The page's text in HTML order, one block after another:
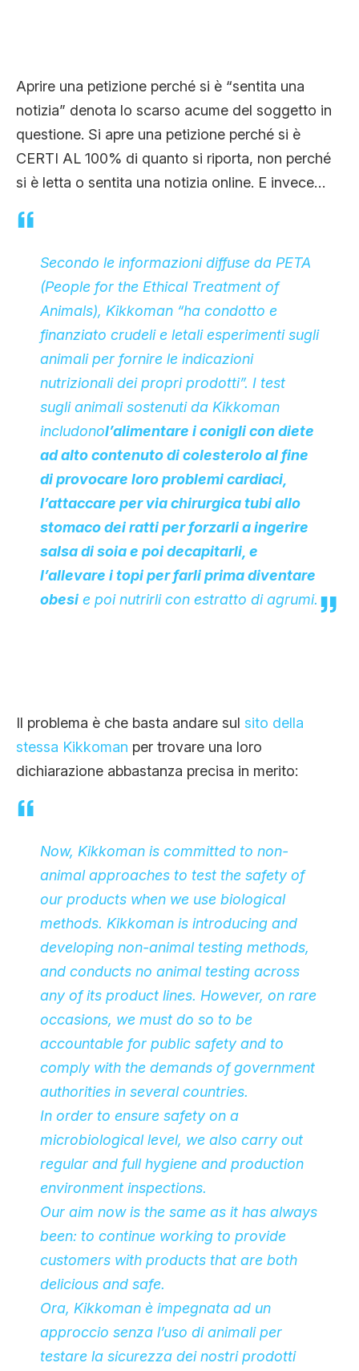
Aprire una petizione perché si è “sentita una
notizia” denota lo scarso acume del soggetto in
questione. Si apre una petizione perché si è
CERTI AL 100% di quanto si riporta, non perché
si è letta o sentita una notizia online. E invece…
Secondo le informazioni diffuse da PETA
(People for the Ethical Treatment of
Animals), Kikkoman “ha condotto e
finanziato crudeli e letali esperimenti sugli
animali per fornire le indicazioni
nutrizionali dei propri prodotti”. I test
sugli animali sostenuti da Kikkoman
includonol’alimentare i conigli con diete
ad alto contenuto di colesterolo al fine
di provocare loro problemi cardiaci,
l’attaccare per via chirurgica tubi allo
stomaco dei ratti per forzarli a ingerire
salsa di soia e poi decapitarli, e
l’allevare i topi per farli prima diventare
obesi e poi nutrirli con estratto di agrumi.
Il problema è che basta andare sul sito della
stessa Kikkoman per trovare una loro
dichiarazione abbastanza precisa in merito:
Now, Kikkoman is committed to non-
animal approaches to test the safety of
our products when we use biological
methods. Kikkoman is introducing and
developing non-animal testing methods,
and conducts no animal testing across
any of its product lines. However, on rare
occasions, we must do so to be
accountable for public safety and to
comply with the demands of government
authorities in several countries.
In order to ensure safety on a
microbiological level, we also carry out
regular and full hygiene and production
environment inspections.
Our aim now is the same as it has always
been: to continue working to provide
customers with products that are both
delicious and safe.
Ora, Kikkoman è impegnata ad un
approccio senza l’uso di animali per
testare la sicurezza dei nostri prodotti